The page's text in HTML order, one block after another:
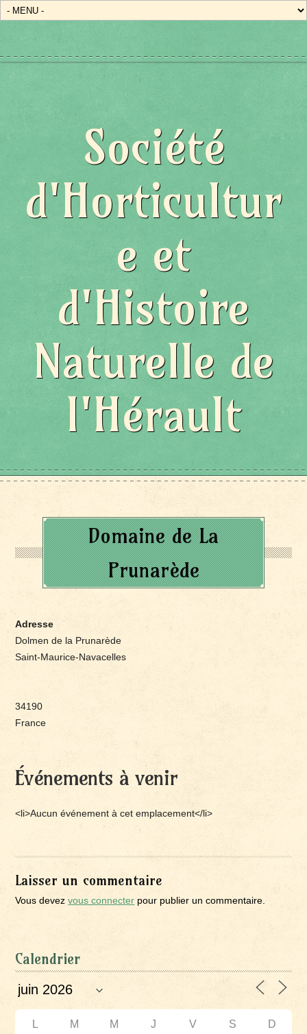
Société
d'Horticultur
e et
d'Histoire
Naturelle de
l'Hérault
Domaine de La
Prunarède
Adresse
Dolmen de la Prunarède
Saint-Maurice-Navacelles
34190
France
Événements à venir
<li>Aucun événement à cet emplacement</li>
Laisser un commentaire
Vous devezvous connecter pour publier un commentaire.
Calendrier
L M M J V S D